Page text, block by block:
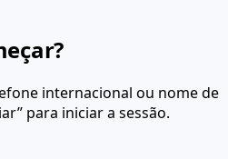
internacional ou nome de
para iniciar a sessão.